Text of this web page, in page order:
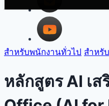
สำหรับพนักงานทั่วไป สำหรั
หลักสูตร AI เ